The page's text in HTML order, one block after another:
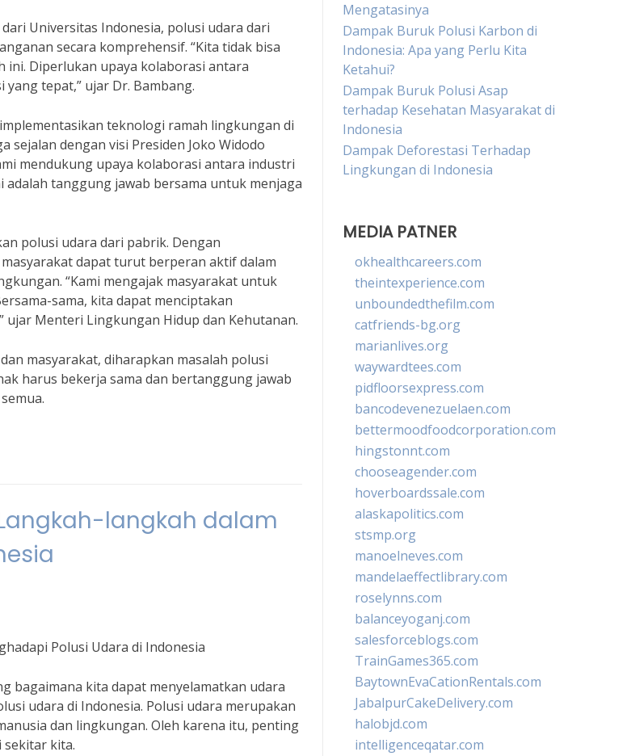
Universitas Indonesia, polusi udara dari
secara komprehensif. “Kita tidak bisa
ini. Diperlukan upaya kolaborasi antara
tepat,” ujar Dr. Bambang.
teknologi ramah lingkungan di
dengan visi Presiden Joko Widodo
mendukung upaya kolaborasi antara industri
tanggung jawab bersama untuk menjaga
polusi udara dari pabrik. Dengan
dapat turut berperan aktif dalam
“Kami mengajak masyarakat untuk
sama, kita dapat menciptakan
Menteri Lingkungan Hidup dan Kehutanan.
masyarakat, diharapkan masalah polusi
harus bekerja sama dan bertanggung jawab
langkah dalam
Polusi Udara di Indonesia
bagaimana kita dapat menyelamatkan udara
udara di Indonesia. Polusi udara merupakan
dan lingkungan. Oleh karena itu, penting
kita.
Mengatasinya
Dampak Buruk Polusi Karbon di
Indonesia: Apa yang Perlu Kita
Ketahui?
Dampak Buruk Polusi Asap
terhadap Kesehatan Masyarakat di
Indonesia
Dampak Deforestasi Terhadap
Lingkungan di Indonesia
MEDIA PATNER
okhealthcareers.com
theintexperience.com
unboundedthefilm.com
catfriends-bg.org
marianlives.org
waywardtees.com
pidfloorsexpress.com
bancodevenezuelaen.com
bettermoodfoodcorporation.com
hingstonnt.com
chooseagender.com
hoverboardssale.com
alaskapolitics.com
stsmp.org
manoelneves.com
mandelaeffectlibrary.com
roselynns.com
balanceyoganj.com
salesforceblogs.com
TrainGames365.com
BaytownEvaCationRentals.com
JabalpurCakeDelivery.com
halobjd.com
intelligenceqatar.com